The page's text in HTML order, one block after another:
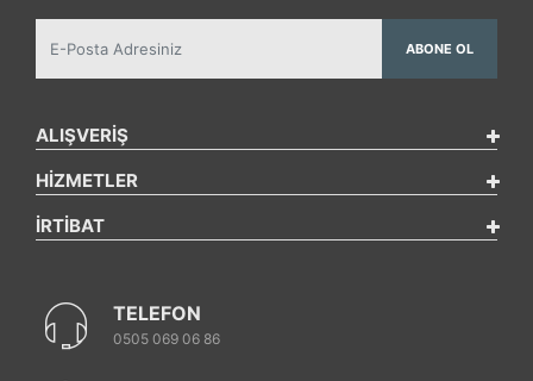
ABONE OL
ALIŞVERİŞ
HİZMETLER
İRTİBAT
TELEFON
0505 069 06 86